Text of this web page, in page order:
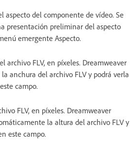
aspecto del componente de vídeo. Se
presentación preliminar del aspecto
emergente Aspecto.
archivo FLV, en píxeles. Dreamweaver
anchura del archivo FLV y podrá verla
campo.
FLV, en píxeles. Dreamweaver
la altura del archivo FLV y
este campo.